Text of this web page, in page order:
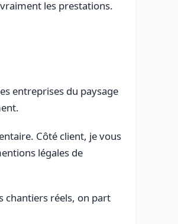
les prestations.
entreprises du paysage
Côté client, je vous
légales de
chantiers réels, on part